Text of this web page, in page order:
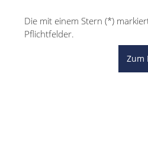
Die mit einem Stern (*)
Pflichtfelder.
Zum